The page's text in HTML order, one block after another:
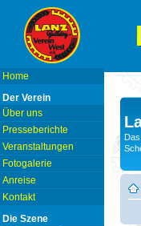
Home
Der Verein
Über uns
Presseberichte
Veranstaltungen
Fotogalerie
Anreise
Kontakt
Die Szene